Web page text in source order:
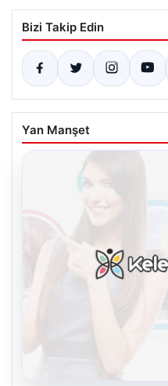
Bizi Takip Edin
Yan Manşet